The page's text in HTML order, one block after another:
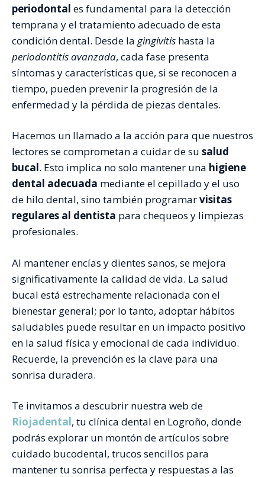
periodontal es fundamental para la detección
temprana y el tratamiento adecuado de esta
condición dental. Desde la gingivitis hasta la
periodontitis avanzada, cada fase presenta
síntomas y características que, si se reconocen a
tiempo, pueden prevenir la progresión de la
enfermedad y la pérdida de piezas dentales.
Hacemos un llamado a la acción para que nuestros
lectores se comprometan a cuidar de su salud
bucal. Esto implica no solo mantener una higiene
dental adecuada mediante el cepillado y el uso
de hilo dental, sino también programarvisitas
regulares al dentista para chequeos y limpiezas
profesionales.
Al mantener encías y dientes sanos, se mejora
significativamente la calidad de vida. La salud
bucal está estrechamente relacionada con el
bienestar general; por lo tanto, adoptar hábitos
saludables puede resultar en un impacto positivo
en la salud física y emocional de cada individuo.
Recuerde, la prevención es la clave para una
sonrisa duradera.
Te invitamos a descubrir nuestra web de
Riojadental, tu clínica dental en Logroño, donde
podrás explorar un montón de artículos sobre
cuidado bucodental, trucos sencillos para
mantener tu sonrisa perfecta y respuestas a las